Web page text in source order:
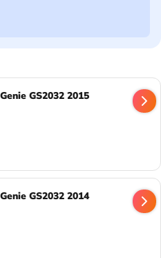
GS2032 2015
GS2032 2014